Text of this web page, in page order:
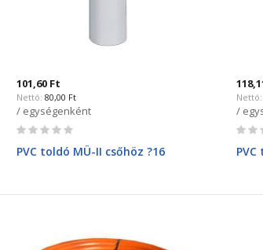
101,60 Ft
80,00 Ft
/ egységenként
Rating:
PVC toldó MÜ-II csőhöz ?16
/